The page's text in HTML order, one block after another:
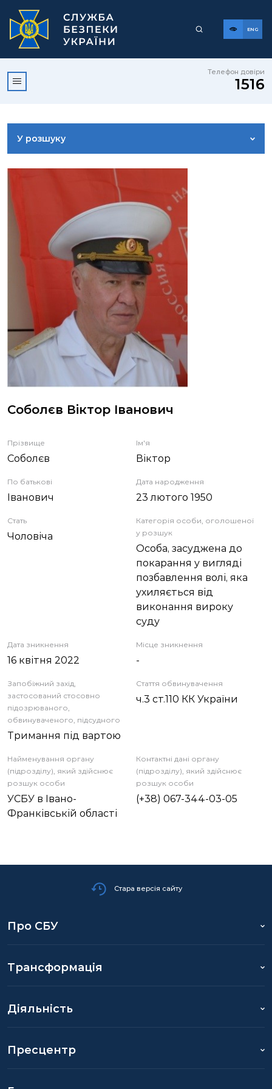
ENG
Телефон довіри
1516
У розшуку
ДОСТУП ДО ПУБЛІЧНОЇ ІНФОРМАЦІЇ
ЗВЕРНЕННЯ ГРОМАДЯН
КОРИСНА ІНФОРМАЦІЯ
НОРМАТИВНО-ПРАВОВА БАЗА
ДЕМОКРАТИЧНИЙ КОНТРОЛЬ
ЛІЦЕНЗУВАННЯ
Соболєв Віктор Іванович
Прізвище
Соболєв
Ім'я
Віктор
По батькові
Іванович
Дата народження
23 лютого 1950
Стать
Чоловіча
Категорія особи, оголошеної
у розшук
Особа, засуджена до
покарання у вигляді
позбавлення волі, яка
ухиляється від
виконання вироку
суду
Дата зникнення
16 квітня 2022
Місце зникнення
-
Запобіжний захід,
застосований стосовно
підозрюваного,
обвинуваченого, підсудного
Тримання під вартою
Стаття обвинувачення
ч.3 ст.110 КК України
Найменування органу
(підрозділу), який здійснює
розшук особи
УСБУ в Івано-
Франківській області
Контактні дані органу
(підрозділу), який здійснює
розшук особи
(+38) 067-344-03-05
Стара версія сайту
Про СБУ
Трансформація
Діяльність
Пресцентр